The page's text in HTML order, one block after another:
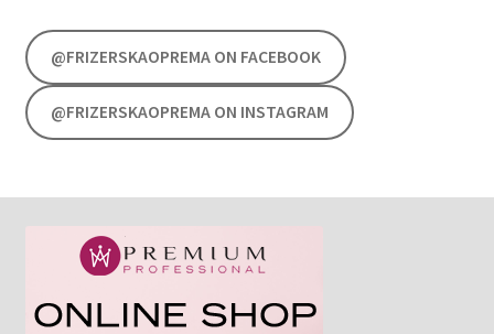
@FRIZERSKAOPREMA ON FACEBOOK
@FRIZERSKAOPREMA ON INSTAGRAM